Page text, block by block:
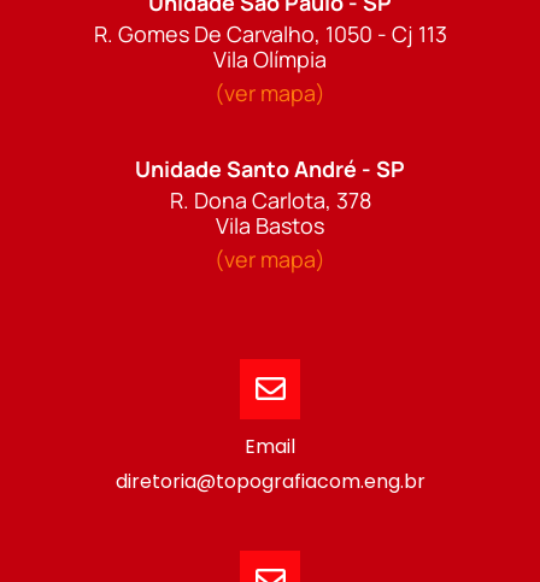
R. Gomes De Carvalho, 1050 - Cj 113
Vila Olímpia
(ver mapa)
Unidade Santo André - SP
R. Dona Carlota, 378
Vila Bastos
(ver mapa)
Email
diretoria@topografiacom.eng.br